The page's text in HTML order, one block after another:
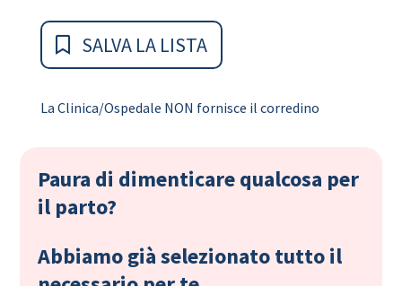
SALVA LA LISTA
La Clinica/Ospedale NON fornisce il corredino
Paura di dimenticare qualcosa per
il parto?
Abbiamo già selezionato tutto il